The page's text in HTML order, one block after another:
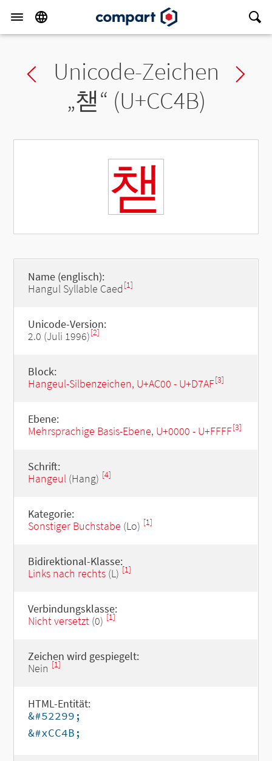
Previous char
Unicode-Zeichen
„챋“ (U+CC4B)
챋
Name (englisch):
Hangul Syllable Caed[1]
Unicode-Version:
2.0 (Juli 1996)[2]
Block:
Hangeul-Silbenzeichen, U+AC00 - U+D7AF[3]
Ebene:
Mehrsprachige Basis-Ebene, U+0000 - U+FFFF[3]
Schrift:
Hangeul(Hang) [4]
Kategorie:
Sonstiger Buchstabe (Lo) [1]
Bidirektional-Klasse:
Links nach rechts(L) [1]
Verbindungsklasse:
Nicht versetzt(0) [1]
Zeichen wird gespiegelt:
Nein [1]
HTML-Entität:
&#52299;
&#xCC4B;